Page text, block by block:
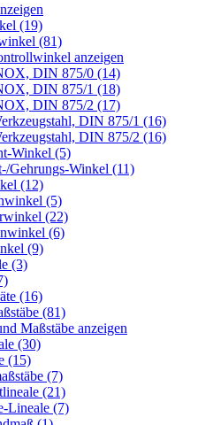
(19)
(81)
anzeigen
DIN 875/0 (14)
DIN 875/1 (18)
DIN 875/2 (17)
DIN 875/1 (16)
DIN 875/2 (16)
Winkel (5)
Gehrungs-Winkel (11)
(12)
(5)
(22)
(6)
(9)
(3)
(16)
(81)
Maßstäbe anzeigen
(30)
(15)
(7)
(21)
Lineale (7)